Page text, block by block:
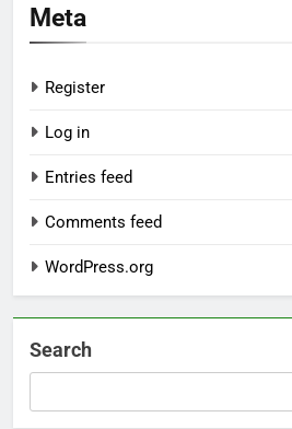
Meta
Register
Log in
Entries feed
Comments feed
WordPress.org
Search